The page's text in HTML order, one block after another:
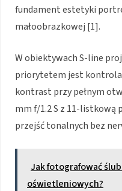
fundament estetyki
małoobrazkowej [1].
W obiektywach S-line
priorytetem jest
kontrast przy pełnym
mm f/1.2 S z 11-listkową
przejść tonalnych bez
Jak fotografować
oświetleniowych?